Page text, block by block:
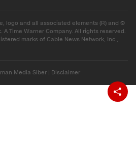
logo and all associated elements (R) and ©
A Time Warner Company. All rights reserved.
marks of Cable News Network, Inc.,
Media Siber | Disclaimer